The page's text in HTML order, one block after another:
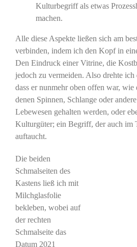
Kulturbegriff als etwas
machen.
Alle diese Aspekte ließen sich am
verbinden, indem ich den Kopf in
Den Eindruck einer Vitrine, die
jedoch zu vermeiden. Also drehte ich
dass er nunmehr oben offen war, wie
denen Spinnen, Schlange oder
Lebewesen gehalten werden, oder
Kulturgüter; ein Begriff, der auch im
auftaucht.
Die beiden
Schmalseiten des
Kastens ließ ich mit
Milchglasfolie
bekleben, wobei auf
der rechten
Schmalseite das
Datum 2021